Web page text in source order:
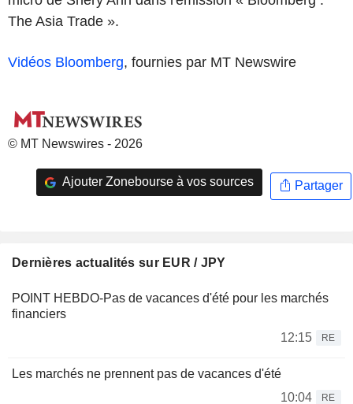
The Asia Trade ».
Vidéos Bloomberg, fournies par MT Newswire
© MT Newswires - 2026
Ajouter Zonebourse à vos sources Partager
Dernières actualités sur EUR / JPY
POINT HEBDO-Pas de vacances d'été pour les marchés
financiers
12:15
RE
Les marchés ne prennent pas de vacances d'été
10:04
RE